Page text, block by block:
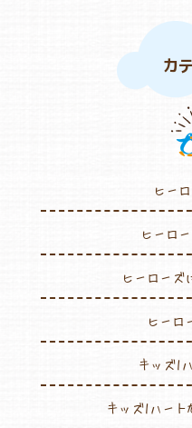
よく
ヒーローズ旭保育園
キッズ１ハート旭保育所
カ
ヒー
ヒーロ
ヒーローズ
ヒーロ
キッズ1
キッズ1ハー